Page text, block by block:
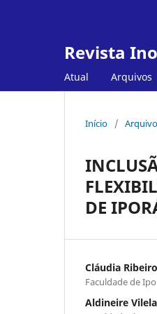
Revista
Atual Arquivos
Início /
DE
Cláudia
Faculdade de
Aldineire